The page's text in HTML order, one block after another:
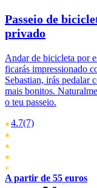
Passeio de
privado
Andar de bicicleta por
ficarás impressionado
Sebastian, irás pedalar
mais bonitos.
o teu passeio.
4.7(7)
A partir de 55 euros